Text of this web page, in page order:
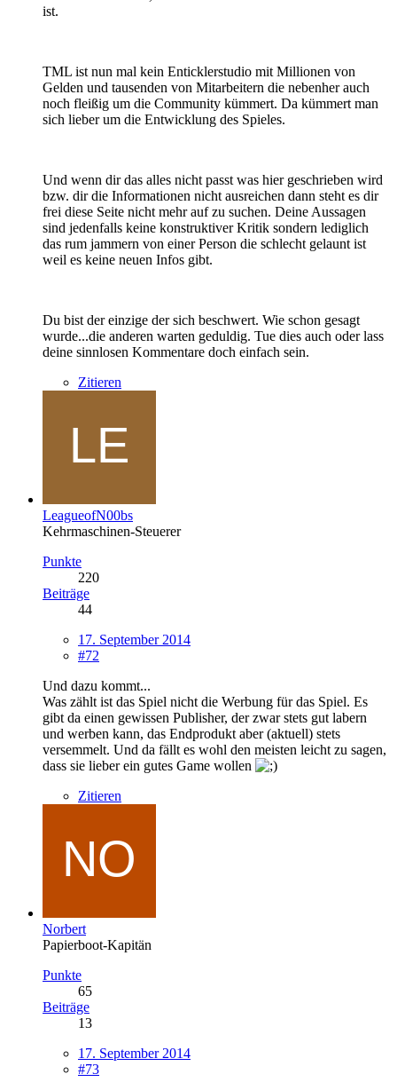
ist.
TML ist nun mal kein Enticklerstudio mit Millionen von
Gelden und tausenden von Mitarbeitern die nebenher auch
noch fleißig um die Community kümmert. Da kümmert man
sich lieber um die Entwicklung des Spieles.
Und wenn dir das alles nicht passt was hier geschrieben wird
bzw. dir die Informationen nicht ausreichen dann steht es dir
frei diese Seite nicht mehr auf zu suchen. Deine Aussagen
sind jedenfalls keine konstruktiver Kritik sondern lediglich
das rum jammern von einer Person die schlecht gelaunt ist
weil es keine neuen Infos gibt.
Du bist der einzige der sich beschwert. Wie schon gesagt
wurde...die anderen warten geduldig. Tue dies auch oder lass
deine sinnlosen Kommentare doch einfach sein.
Zitieren
LeagueofN00bs
Kehrmaschinen-Steuerer
Punkte
220
Beiträge
44
17. September 2014
#72
Und dazu kommt...
Was zählt ist das Spiel nicht die Werbung für das Spiel. Es
gibt da einen gewissen Publisher, der zwar stets gut labern
und werben kann, das Endprodukt aber (aktuell) stets
versemmelt. Und da fällt es wohl den meisten leicht zu sagen,
dass sie lieber ein gutes Game wollen
Zitieren
Norbert
Papierboot-Kapitän
Punkte
65
Beiträge
13
17. September 2014
#73